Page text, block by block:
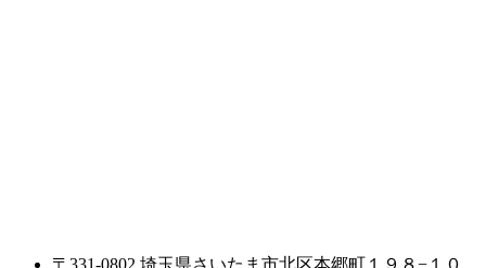
〒331-0802 埼玉県さいたま市北区本郷町１９８−１０